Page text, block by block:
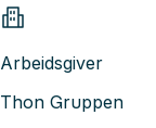
Arbeidsgiver
Thon Gruppen